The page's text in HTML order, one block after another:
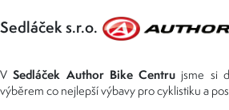
Sedláček s.r.o.
VSedláček Author Bike Centru jsme si
výběrem co nejlepší výbavy pro cyklistiku a